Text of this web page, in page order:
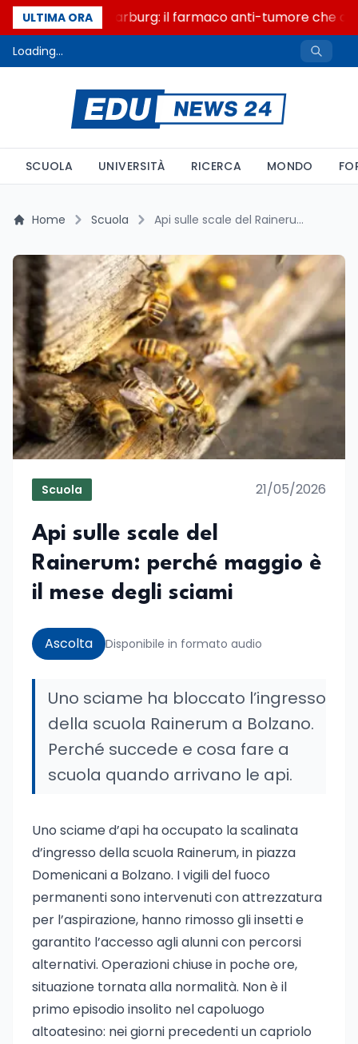
ULTIMA ORA
Un secolo di Warburg: il farmaco anti-tumore che
Loading...
SCUOLA UNIVERSITÀ RICERCA MONDO
Home Scuola Api sulle scale del Rainerum: perché maggio è il mese degli sciami
Scuola 21/05/2026
Api sulle scale del
Rainerum: perché maggio è
il mese degli sciami
Ascolta Disponibile in formato audio
Uno sciame ha bloccato l’ingresso
della scuola Rainerum a Bolzano.
Perché succede e cosa fare a
scuola quando arrivano le api.
Uno sciame d’api ha occupato la scalinata
d’ingresso della scuola Rainerum, in piazza
Domenicani a Bolzano. I vigili del fuoco
permanenti sono intervenuti con attrezzatura
per l’aspirazione, hanno rimosso gli insetti e
garantito l’accesso agli alunni con percorsi
alternativi. Operazioni chiuse in poche ore,
situazione tornata alla normalità. Non è il
primo episodio insolito nel capoluogo
altoatesino: nei giorni precedenti un capriolo